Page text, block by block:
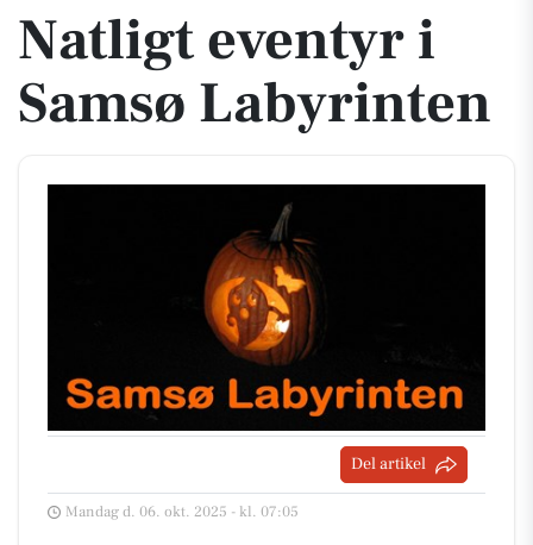
Natligt eventyr i
Samsø Labyrinten
Del artikel
Mandag d. 06. okt. 2025 - kl. 07:05